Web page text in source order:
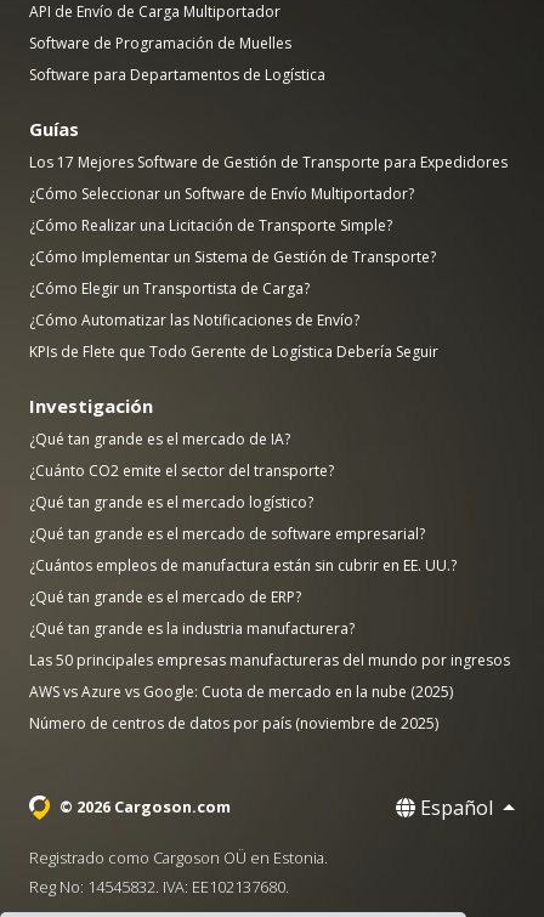
API de Envío de Carga Multiportador
Software de Programación de Muelles
Software para Departamentos de Logística
Guías
Los 17 Mejores Software de Gestión de Transporte para Expedidores
¿Cómo Seleccionar un Software de Envío Multiportador?
¿Cómo Realizar una Licitación de Transporte Simple?
¿Cómo Implementar un Sistema de Gestión de Transporte?
¿Cómo Elegir un Transportista de Carga?
¿Cómo Automatizar las Notificaciones de Envío?
KPIs de Flete que Todo Gerente de Logística Debería Seguir
Investigación
¿Qué tan grande es el mercado de IA?
¿Cuánto CO2 emite el sector del transporte?
¿Qué tan grande es el mercado logístico?
¿Qué tan grande es el mercado de software empresarial?
¿Cuántos empleos de manufactura están sin cubrir en EE. UU.?
¿Qué tan grande es el mercado de ERP?
¿Qué tan grande es la industria manufacturera?
Las 50 principales empresas manufactureras del mundo por ingresos
AWS vs Azure vs Google: Cuota de mercado en la nube (2025)
Número de centros de datos por país (noviembre de 2025)
© 2026 Cargoson.com Español
Registrado como Cargoson OÜ en Estonia.
Reg No: 14545832. IVA: EE102137680.